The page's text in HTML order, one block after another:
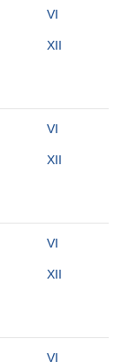
VI
XII
VI
XII
VI
XII
VI